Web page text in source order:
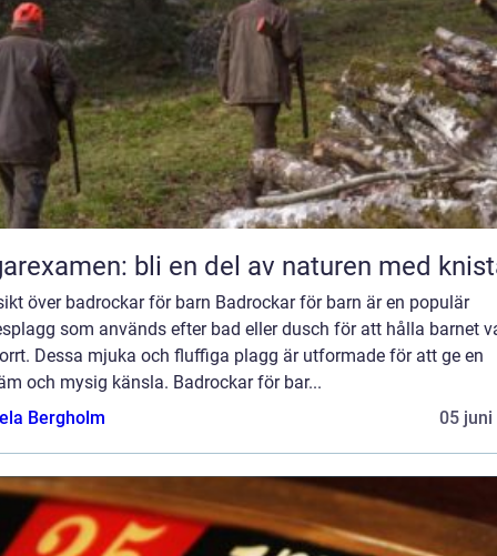
bli en del av naturen med
över badrockar för barn Badrockar för barn är en populär
som används efter bad eller dusch för att hålla barnet
Dessa mjuka och fluffiga plagg är utformade för att ge en
och mysig känsla. Badrockar för bar...
Bergholm
05 juni